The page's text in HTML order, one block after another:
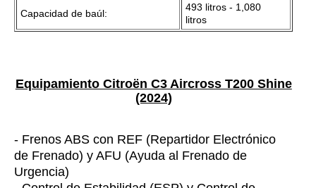
Capacidad de baúl:
493 litros - 1,080
litros
Equipamiento Citroën C3 Aircross T200 Shine
(2024)
- Frenos ABS con REF (Repartidor Electrónico
de Frenado) y AFU (Ayuda al Frenado de
Urgencia)